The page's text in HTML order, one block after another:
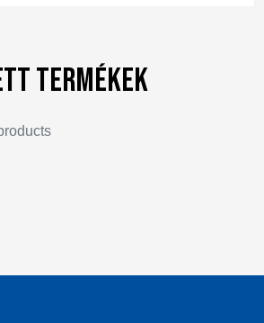
termékek